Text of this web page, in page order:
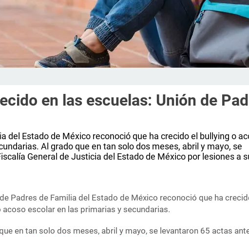
en las escuelas: Unión de
del Estado de México reconoció que ha crecido el bullying o
Al grado que en tan solo dos meses, abril y mayo, se
General de Justicia del Estado de México por lesiones a
Padres de Familia del Estado de México reconoció que ha
acoso escolar en las primarias y secundarias.
en tan solo dos meses, abril y mayo, se levantaron 65 actas